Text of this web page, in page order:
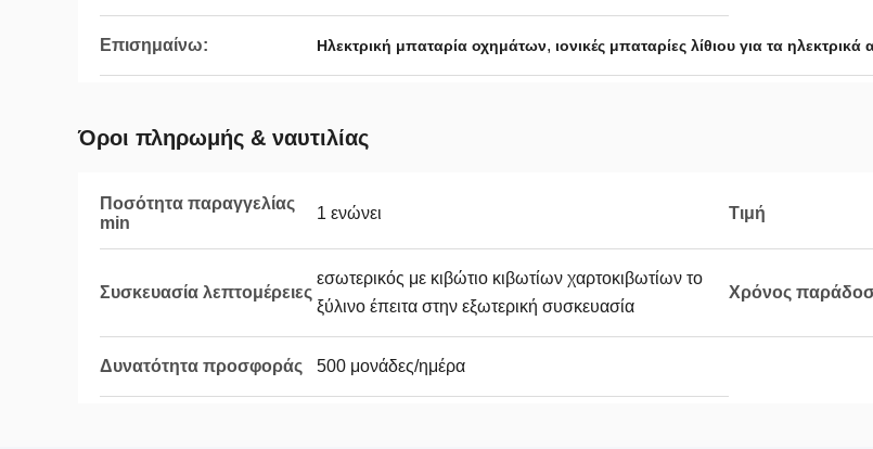
Επισημαίνω: Ηλεκτρική μπαταρία οχημάτων, ιονικές μπαταρίες λίθιου για τα ηλεκτρικά
Όροι πληρωμής & ναυτιλίας
Ποσότητα παραγγελίας
min
1 ενώνει Τιμή
Συσκευασία λεπτομέρειες
εσωτερικός με κιβώτιο κιβωτίων χαρτοκιβωτίων το
ξύλινο έπειτα στην εξωτερική συσκευασία
Χρόνος
Δυνατότητα προσφοράς 500 μονάδες/ημέρα